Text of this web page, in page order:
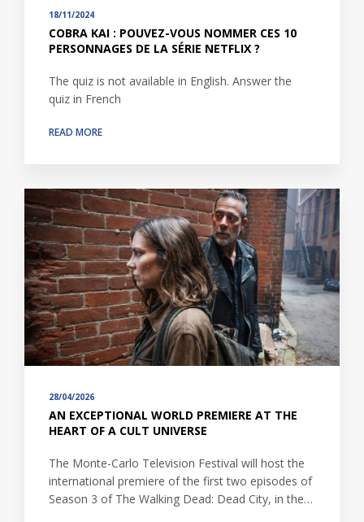
18/11/2024
COBRA KAI : POUVEZ-VOUS NOMMER CES 10
PERSONNAGES DE LA SÉRIE NETFLIX ?
The quiz is not available in English. Answer the
quiz in French
READ MORE
28/04/2026
AN EXCEPTIONAL WORLD PREMIERE AT THE
HEART OF A CULT UNIVERSE
The Monte-Carlo Television Festival will host the
international premiere of the first two episodes of
Season 3 of The Walking Dead: Dead City, in the…